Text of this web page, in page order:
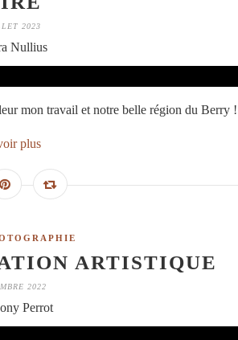
2023
Nullius
mon travail et notre belle région du Berry !
plus
ARTISTIQUE
2022
Perrot